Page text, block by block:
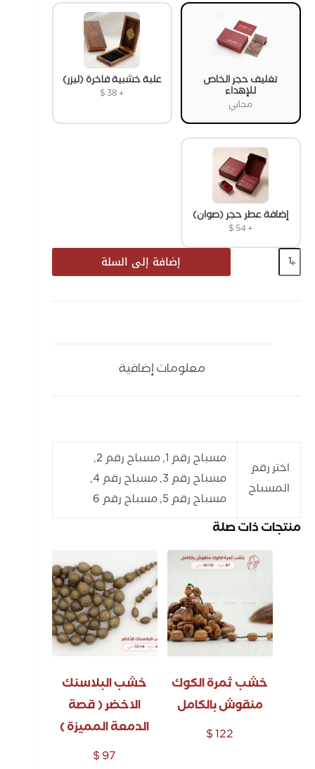
تغليف حجر الخاص
للإهداء
مجاني
علبة خشبية فاخرة (ليزر)
+
$38
إضافة عطر حجر (صوان)
+
$54
إضافة إلى السلة
معلومات إضافية
اختر رقم
المسباح
مسباح رقم 1, مسباح رقم 2,
مسباح رقم 3, مسباح رقم 4,
مسباح رقم 5, مسباح رقم 6
منتجات ذات صلة
خشب ثمرة الكوك
منقوش بالكامل
$122
خشب البلاسنك
الاخضر ( قصة
الدمعة المميزة )
$97